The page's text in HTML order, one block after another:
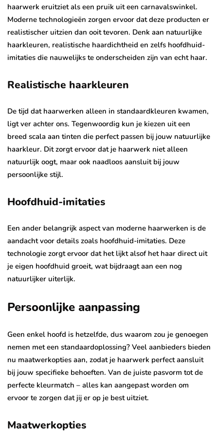
haarwerk eruitziet als een pruik uit een carnavalswinkel.
Moderne technologieën zorgen ervoor dat deze producten er
realistischer uitzien dan ooit tevoren. Denk aan natuurlijke
haarkleuren, realistische haardichtheid en zelfs hoofdhuid-
imitaties die nauwelijks te onderscheiden zijn van echt haar.
Realistische haarkleuren
De tijd dat haarwerken alleen in standaardkleuren kwamen,
ligt ver achter ons. Tegenwoordig kun je kiezen uit een
breed scala aan tinten die perfect passen bij jouw natuurlijke
haarkleur. Dit zorgt ervoor dat je haarwerk niet alleen
natuurlijk oogt, maar ook naadloos aansluit bij jouw
persoonlijke stijl.
Hoofdhuid-imitaties
Een ander belangrijk aspect van moderne haarwerken is de
aandacht voor details zoals hoofdhuid-imitaties. Deze
technologie zorgt ervoor dat het lijkt alsof het haar direct uit
je eigen hoofdhuid groeit, wat bijdraagt aan een nog
natuurlijker uiterlijk.
Persoonlijke aanpassing
Geen enkel hoofd is hetzelfde, dus waarom zou je genoegen
nemen met een standaardoplossing? Veel aanbieders bieden
nu maatwerkopties aan, zodat je haarwerk perfect aansluit
bij jouw specifieke behoeften. Van de juiste pasvorm tot de
perfecte kleurmatch – alles kan aangepast worden om
ervoor te zorgen dat jij er op je best uitziet.
Maatwerkopties